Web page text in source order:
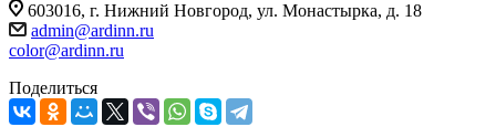
603016, г. Нижний Новгород, ул. Монастырка, д. 18
admin@ardinn.ru
color@ardinn.ru
Поделиться